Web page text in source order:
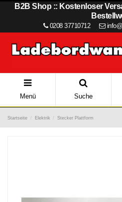
B2B Shop :: Kostenloser
0208 37710712
Menü Suche
Startseite Elektrik Stecker Plattform